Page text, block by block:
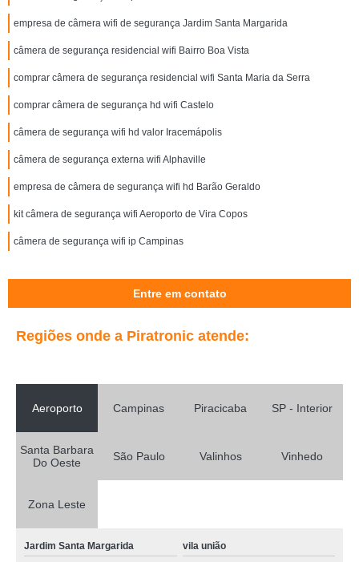
empresa de câmera wifi de segurança Jardim Santa Margarida
câmera de segurança residencial wifi Bairro Boa Vista
comprar câmera de segurança residencial wifi Santa Maria da Serra
comprar câmera de segurança hd wifi Castelo
câmera de segurança wifi hd valor Iracemápolis
câmera de segurança externa wifi Alphaville
empresa de câmera de segurança wifi hd Barão Geraldo
kit câmera de segurança wifi Aeroporto de Vira Copos
câmera de segurança wifi ip Campinas
Entre em contato
Regiões onde a Piratronic atende:
Aeroporto Campinas Piracicaba SP - Interior
Santa Barbara
Do Oeste
São Paulo Valinhos Vinhedo
Zona Leste
Jardim Santa Margarida vila união